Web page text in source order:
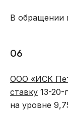
В обращении
06
ООО «ИСК
ставку 13-20-
на уровне